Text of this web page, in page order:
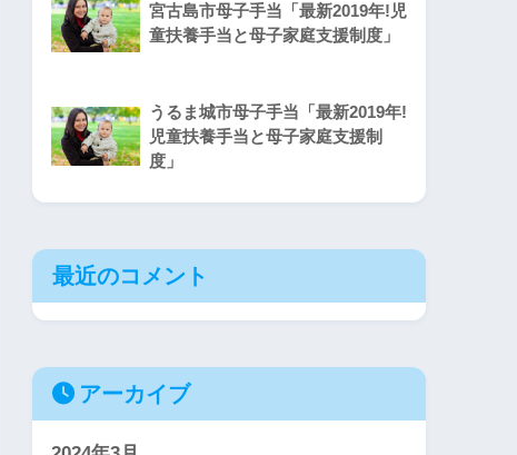
宮古島市母子手当「最新2019年!児
童扶養手当と母子家庭支援制度」
うるま城市母子手当「最新2019年!
児童扶養手当と母子家庭支援制
度」
最近のコメント
アーカイブ